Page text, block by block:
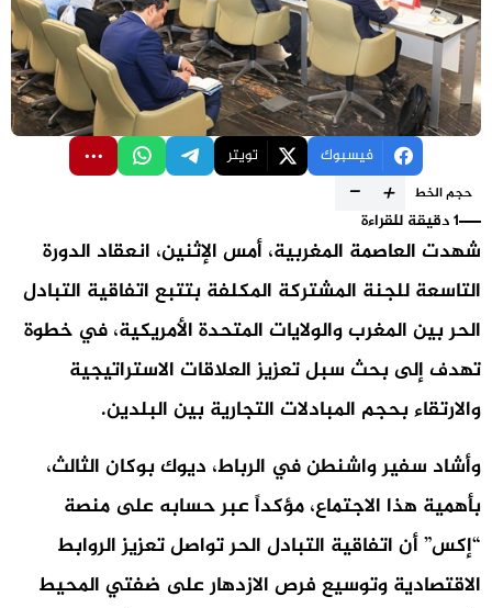
فيسبوك تويتر
حجم الخط +
-
1 دقيقة للقراءة
شهدت العاصمة المغربية، أمس الإثنين، انعقاد الدورة
التاسعة للجنة المشتركة المكلفة بتتبع اتفاقية التبادل
الحر بين المغرب والولايات المتحدة الأمريكية، في خطوة
تهدف إلى بحث سبل تعزيز العلاقات الاستراتيجية
والارتقاء بحجم المبادلات التجارية بين البلدين.
وأشاد سفير واشنطن في الرباط، ديوك بوكان الثالث،
بأهمية هذا الاجتماع، مؤكداً عبر حسابه على منصة
“إكس” أن اتفاقية التبادل الحر تواصل تعزيز الروابط
الاقتصادية وتوسيع فرص الازدهار على ضفتي المحيط